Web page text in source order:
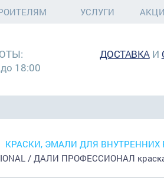
УСЛУГИ
18:00
ДОСТАВКАИ
КРАСКИ, ЭМАЛИ ДЛЯ ВНУТРЕННИХ
/ ДАЛИ ПРОФЕССИОНАЛ